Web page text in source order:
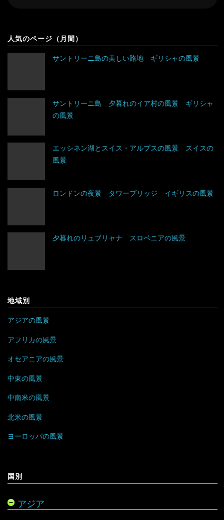
人気のページ（月間）
サントリーニ島の美しい路地 ギリシャの風景
サントリーニ島 夕暮れのイア村の風景 ギリシャ
の風景
エッシネン湖とスイス・アルプスの風景 スイスの
風景
ロンドンの夜景 タワーブリッジ イギリスの風景
夕暮れのリュブリャナ スロベニアの風景
地域別
アジアの風景
アフリカの風景
オセアニアの風景
中東の風景
中南米の風景
北米の風景
ヨーロッパの風景
国別
アジア
アイスランド
アルバニア
イングランド
ウクライナ
エストニア
オーストリア
北マケドニア
クロアチア